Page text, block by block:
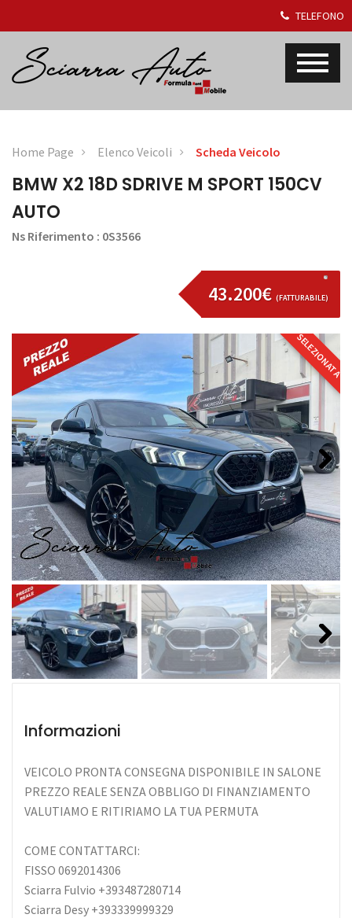
TELEFONO
Home Page Elenco Veicoli Scheda Veicolo
BMW X2 18D SDRIVE M SPORT 150CV
AUTO
Ns Riferimento : 0S3566
43.200€ (FATTURABILE)
SELEZIONATA
Next
Next
Informazioni
VEICOLO PRONTA CONSEGNA DISPONIBILE IN SALONE
PREZZO REALE SENZA OBBLIGO DI FINANZIAMENTO
VALUTIAMO E RITIRIAMO LA TUA PERMUTA
COME CONTATTARCI:
FISSO 0692014306
Sciarra Fulvio +393487280714
Sciarra Desy +393339999329